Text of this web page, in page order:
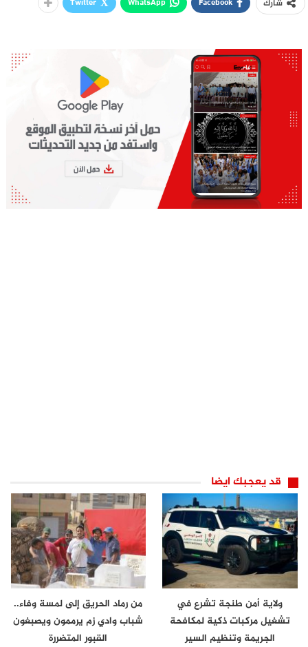
شارك
قد يعجبك ايضا
ولاية أمن طنجة تشرع في
تشغيل مركبات ذكية لمكافحة
الجريمة وتنظيم السير
من رماد الحريق إلى لمسة وفاء..
شباب وادي زم يرممون ويصبغون
القبور المتضررة